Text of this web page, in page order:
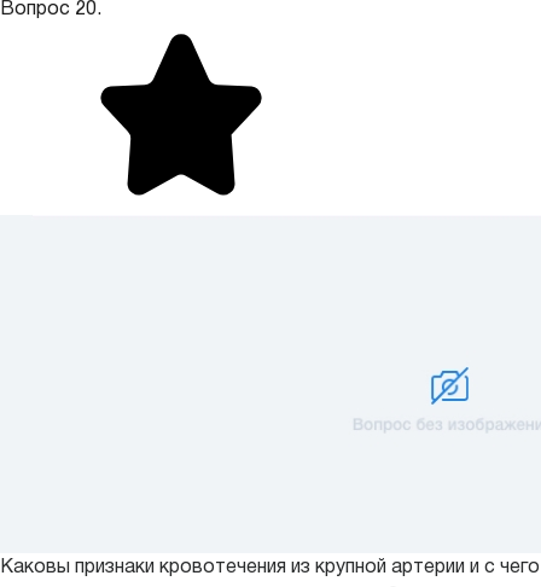
Вопрос 20.
Каковы признаки кровотечения из крупной артерии и с чего